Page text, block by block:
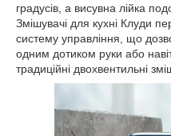
градусів, а висувна лійка
Змішувачі для кухні Клуди
систему управління, що
одним дотиком руки або
традиційні двохвентильні